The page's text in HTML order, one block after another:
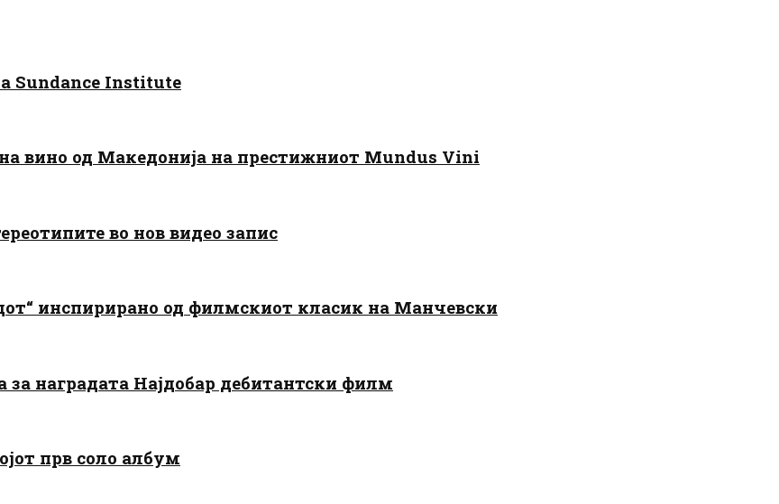
Sundance Institute
вино од Македонија на престижниот Mundus Vini
во нов видео запис
инспирирано од филмскиот класик на Манчевски
за наградата Најдобар дебитантски филм
прв соло албум